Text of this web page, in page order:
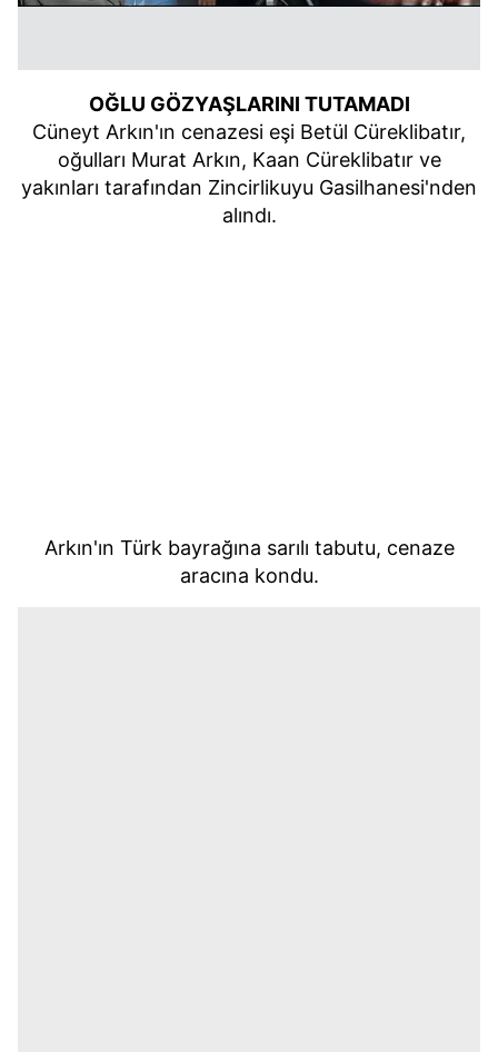
OĞLU GÖZYAŞLARINI TUTAMADI
Cüneyt Arkın'ın cenazesi eşi Betül Cüreklibatır,
oğulları Murat Arkın, Kaan Cüreklibatır ve
yakınları tarafından Zincirlikuyu Gasilhanesi'nden
alındı.
Arkın'ın Türk bayrağına sarılı tabutu, cenaze
aracına kondu.